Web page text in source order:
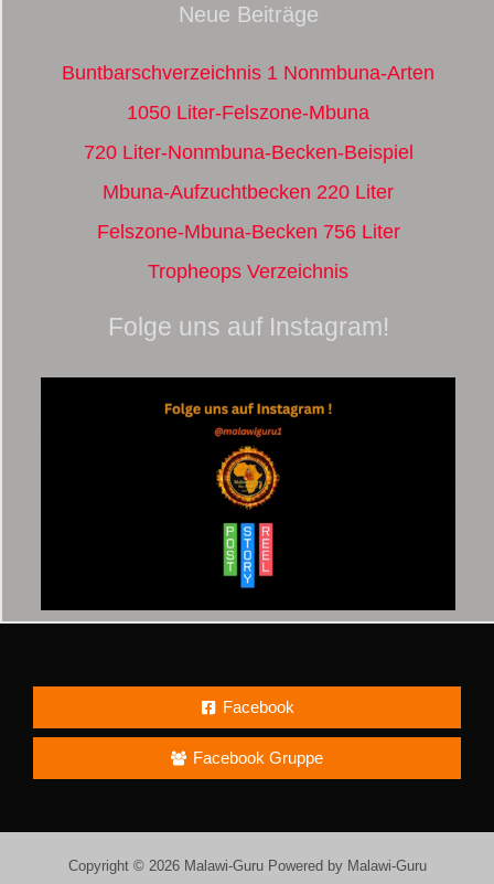
Neue Beiträge
Buntbarschverzeichnis 1 Nonmbuna-Arten
1050 Liter-Felszone-Mbuna
720 Liter-Nonmbuna-Becken-Beispiel
Mbuna-Aufzuchtbecken 220 Liter
Felszone-Mbuna-Becken 756 Liter
Tropheops Verzeichnis
Folge uns auf Instagram!
Facebook
Facebook Gruppe
Copyright © 2026 Malawi-Guru Powered by Malawi-Guru